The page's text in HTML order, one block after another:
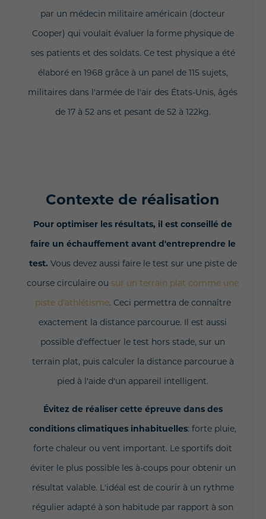
par un médecin militaire américain (docteur
Cooper) qui voulait évaluer la forme physique de
ses patients et des soldats. Ce test physique a été
élaboré en 1968 grâce à un panel de 115 sujets,
militaires dans l'armée de l'air des États-Unis, âgés
de 17 à 52 ans et pesant de 52 à 122kg.
Contexte de réalisation
Pour optimiser les résultats, il est conseillé de
faire un échauffement avant d'entreprendre le
test. Vous devez aussi faire le test sur une piste de
course circulaire ou sur un terrain plat comme une
piste d'athlétisme. Ceci permettra de connaître
exactement la distance parcourue. Il est aussi
possible d'effectuer le test hors stade, sur un
terrain plat, puis calculer la distance parcourue à
pied à l'aide d'un appareil intelligent.
Évitez de réaliser cette épreuve dans des
conditions climatiques inhabituelles: forte pluie,
forte chaleur ou vent important. Le sportifs doit
éviter le plus possible les à-coups pour obtenir un
résultat valable. L'idéal est de courir à un rythme
régulier adapté à son habitude par rapport à son